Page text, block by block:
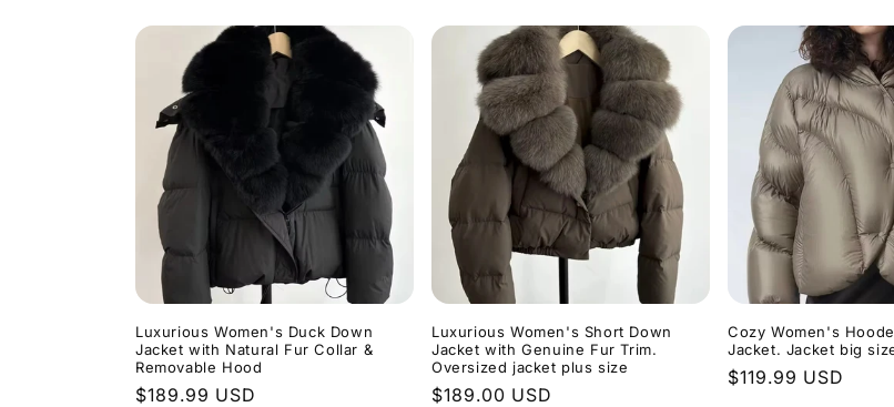
Luxurious Women's Duck Down
Jacket with Natural Fur Collar &
Removable Hood
Normaler
$189.99 USD
Luxurious Women's Short Down
Jacket with Genuine Fur Trim.
Oversized jacket plus size
Normaler
$189.00 USD
Cozy Women's
Jacket. Jacket big
Normaler
$119.99 USD